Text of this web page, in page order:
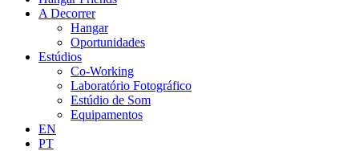
A Decorrer
Hangar
Oportunidades
Estúdios
Co-Working
Laboratório Fotográfico
Estúdio de Som
Equipamentos
EN
PT